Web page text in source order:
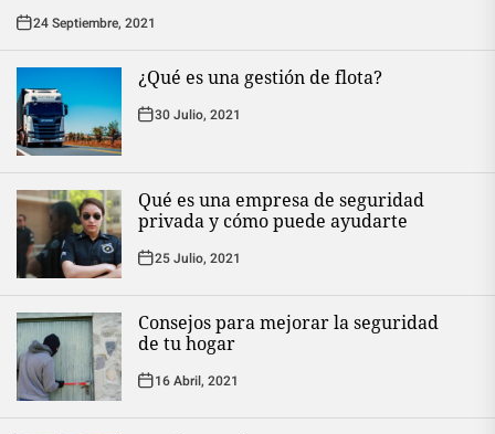
24 Septiembre, 2021
¿Qué es una gestión de flota?
30 Julio, 2021
Qué es una empresa de seguridad
privada y cómo puede ayudarte
25 Julio, 2021
Consejos para mejorar la seguridad
de tu hogar
16 Abril, 2021